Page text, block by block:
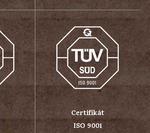
Certifikát
ISO 9001